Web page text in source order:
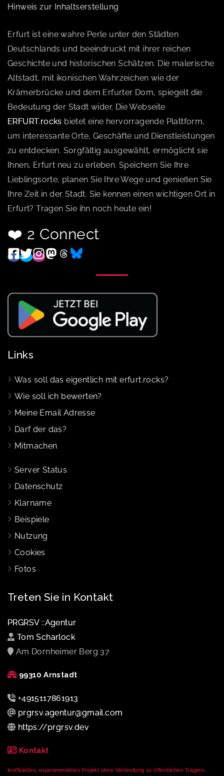
Hinweis zur Inhaltserstellung
Erfurt ist eine wahre Perle unter den Städten
Deutschlands und beeindruckt mit ihrer reichen
Geschichte und historischen Schätzen. Die malerische
Altstadt, mit ikonischen Wahrzeichen wie der
Krämerbrücke und dem Erfurter Dom, spiegelt die
Bedeutung der Stadt wider. Die Webseite
ERFURT.rocks bietet eine hervorragende Plattform,
um interessante Orte, Geschäfte und Dienstleistungen
zu entdecken. Sorgfältig ausgewählt, ermöglicht sie
Ihnen, Erfurt neu zu erleben. Speichern Sie Ihre
Lieblingsorte, planen Sie Ihre Wege und genießen Sie
Ihre Zeit in der Stadt. Sie kennen einen wichtigen Ort in
Erfurt? Tragen Sie ihn noch heute ein!
❤️ 2 Connect
Links
Was soll das eigentlich mit erfurt.rocks?
Wie soll ich bewerten?
Meine Email Adresse
Darf der das?
Mitmachen
Server Status
Datenschutz
Klarname
Beispiele
Nutzung
Cookies
Fotos
Treten Sie in Kontakt
PRGRSV ::Agentur
Tom Scharlock
Am Dornheimer Berg 37
99310 Arnstadt
+4915117861913
prgrsv.agentur@gmail.com
https://prgrsv.dev
Kontakt
Inoffizielles, experimentelles Projekt ohne Verbindung zu öffentlichen Trägern.